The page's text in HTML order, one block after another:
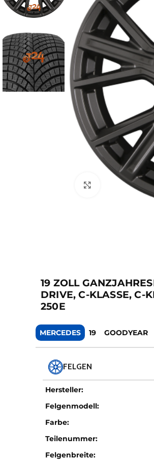
Zum Vergrößern
19 ZOLL
DRIVE, C-KLASSE, C-
250E
MERCEDES 19 GOODYEAR
FELGEN
Hersteller:
Felgenmodell:
Farbe:
Teilenummer:
Felgenbreite: